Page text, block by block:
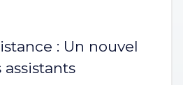
: Un nouvel